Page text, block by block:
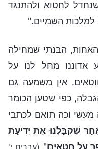
לחטוא ולהתנגד
למלכות השמיים."
הבנתי שמחילה
מחל לנו על
אין משמעה גם
כפי שטען הכומר
וכה תואם לכתבי
שֶׁקִּבַּלְנוּ אֶת יְדִיעַת
עַל חֲטָאִים" (עברים י'